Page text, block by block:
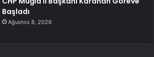
Başladı
Ağustos 8, 2026